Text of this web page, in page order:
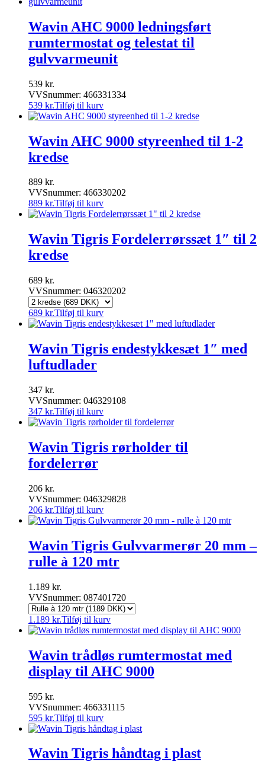
Wavin AHC 9000 ledningsført
rumtermostat og telestat til
gulvvarmeunit
539 kr.
VVSnummer: 466331334
539 kr.Tilføj til kurv
Wavin AHC 9000 styreenhed til 1-2
kredse
889 kr.
VVSnummer: 466330202
889 kr.Tilføj til kurv
Wavin Tigris Fordelerrørssæt 1″ til 2
kredse
689 kr.
VVSnummer: 046320202
689 kr.Tilføj til kurv
Wavin Tigris endestykkesæt 1″ med
luftudlader
347 kr.
VVSnummer: 046329108
347 kr.Tilføj til kurv
Wavin Tigris rørholder til
fordelerrør
206 kr.
VVSnummer: 046329828
206 kr.Tilføj til kurv
Wavin Tigris Gulvvarmerør 20 mm –
rulle à 120 mtr
1.189 kr.
VVSnummer: 087401720
1.189 kr.Tilføj til kurv
Wavin trådløs rumtermostat med
display til AHC 9000
595 kr.
VVSnummer: 466331115
595 kr.Tilføj til kurv
Wavin Tigris håndtag i plast